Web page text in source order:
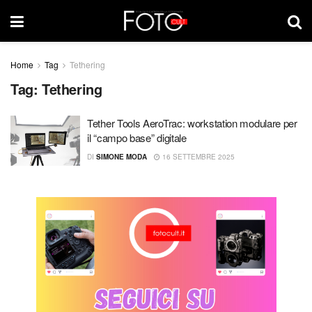
Home Tag Tethering
Tag: Tethering
Tether Tools AeroTrac: workstation modulare per
il “campo base” digitale
DI SIMONE MODA 16 SETTEMBRE 2025